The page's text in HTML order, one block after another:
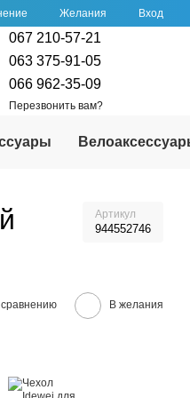
Желания Вход
067 210-57-21
063 375-91-05
066 962-35-09
Перезвонить вам?
Артикул
944552746
сравнению В желания